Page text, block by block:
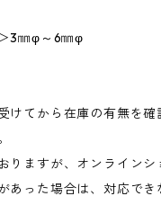
3㎜φ～6㎜φ
けてから在庫の有無を確
りますが、オンラインシ
あった場合は、対応でき